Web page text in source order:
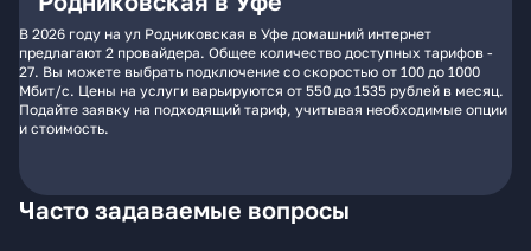
В 2026 году на ул Родниковская в Уфе домашний интернет
предлагают 2 провайдера. Общее количество доступных тарифов -
27. Вы можете выбрать подключение со скоростью от 100 до 1000
Мбит/с. Цены на услуги варьируются от 550 до 1535 рублей в месяц.
Подайте заявку на подходящий тариф, учитывая необходимые опции
и стоимость.
Часто задаваемые вопросы